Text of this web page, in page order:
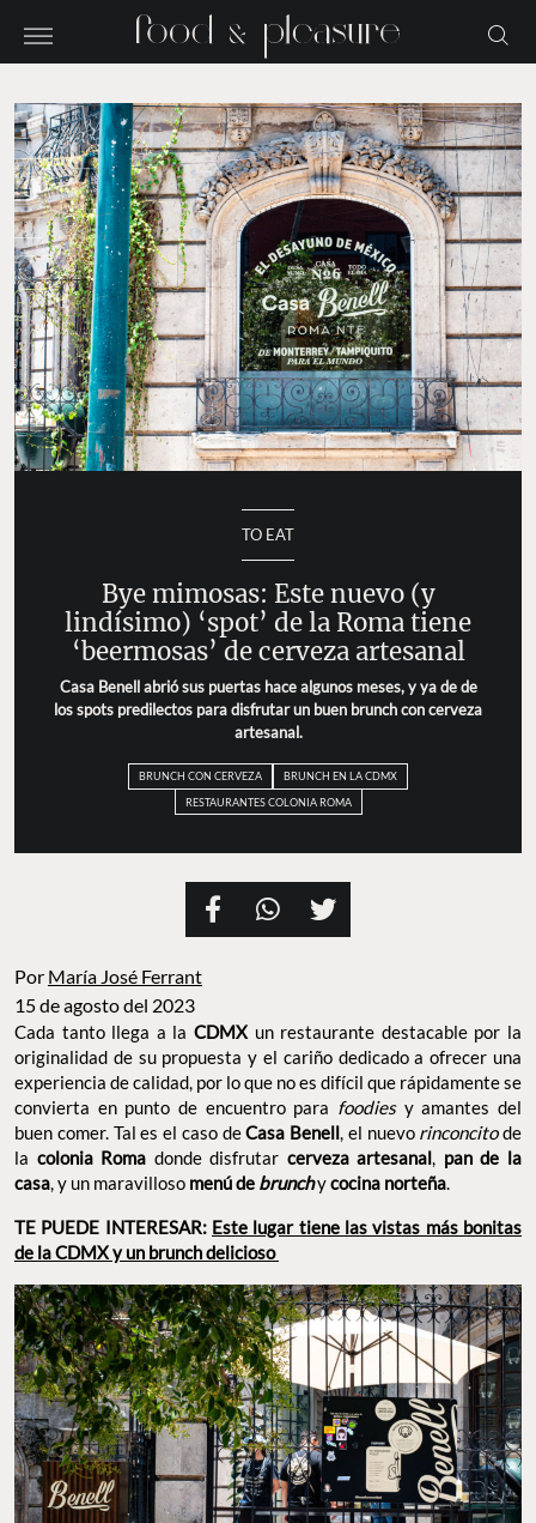
TO EAT
Bye mimosas: Este nuevo (y
lindísimo) ‘spot’ de la Roma tiene
‘beermosas’ de cerveza artesanal
Casa Benell abrió sus puertas hace algunos meses, y ya de de
los spots predilectos para disfrutar un buen brunch con cerveza
artesanal.
BRUNCH CON CERVEZA
BRUNCH EN LA CDMX
RESTAURANTES COLONIA ROMA
Por María José Ferrant
15 de agosto del 2023
Cada tanto llega a la CDMX un restaurante destacable por la
originalidad de su propuesta y el cariño dedicado a ofrecer una
experiencia de calidad, por lo que no es difícil que rápidamente se
convierta en punto de encuentro para foodiesy amantes del
buen comer. Tal es el caso deCasa Benell, el nuevo rinconcitode
la colonia Roma donde disfrutar cerveza artesanal, pan de la
casa, y un maravilloso menú de brunchycocina norteña.
TE PUEDE INTERESAR: Este lugar tiene las vistas más bonitas
de la CDMX y un brunch delicioso